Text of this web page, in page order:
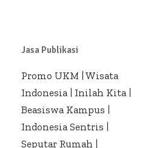
Jasa Publikasi
Promo UKM Wisata
Indonesia
Inilah Kita
Beasiswa Kampus
Indonesia Sentris
Seputar Rumah